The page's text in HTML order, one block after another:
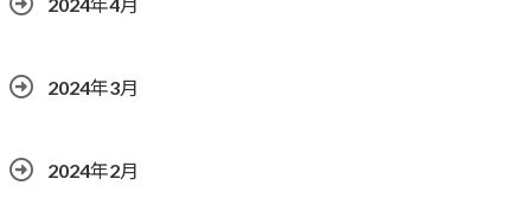
2024年4月
2024年3月
2024年2月